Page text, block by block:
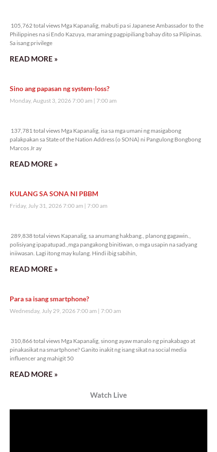
105,762 total views Mga Kapanalig, mabuti pa si Japanese Ambassador to the
Philippines na si Endo Kazuya, maraming pagpipiliang bahay dito sa Pilipinas.
Sa isang privilege
READ MORE »
Sino ang papasan ng system-loss?
Monday, August 3, 2026 7:00 am 7:00 am
137,781 total views Mga Kapanalig, isa sa mga umani ng masigabong
palakpakan sa State of the Nation Address (o SONA) ni Pangulong Bongbong
Marcos Jr ay
READ MORE »
KULANG SA SONA NI PBBM
Friday, July 31, 2026 7:00 am 7:00 am
289,838 total views Kapanalig, sa anumang hakbang., planong gagawin.,
polisiyang ipapatupad.,mga pangakong binitiwan, o mga usapin na sadyang
iniiwasan. Lagi itong may kulang. Hindi ibig sabihin,
READ MORE »
Para sa isang smartphone?
Wednesday, July 29, 2026 7:00 am 7:00 am
310,866 total views Mga Kapanalig, sinong ayaw manalo ng pinakabago at
pinakasikat na smartphone? Ganito inakit ng isang sikat na social media
influencer ang mahigit 50
READ MORE »
Watch Live